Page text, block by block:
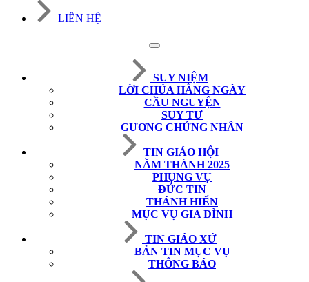
LIÊN HỆ
SUY NIỆM
LỜI CHÚA HẰNG NGÀY
CẦU NGUYỆN
SUY TƯ
GƯƠNG CHỨNG NHÂN
TIN GIÁO HỘI
NĂM THÁNH 2025
PHỤNG VỤ
ĐỨC TIN
THÁNH HIẾN
MỤC VỤ GIA ĐÌNH
TIN GIÁO XỨ
BẢN TIN MỤC VỤ
THÔNG BÁO